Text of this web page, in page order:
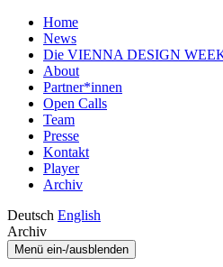
Home
News
Die VIENNA DESIGN
About
Partner*innen
Open Calls
Team
Presse
Kontakt
Player
Archiv
Deutsch English
Archiv
Menü ein-/ausblenden